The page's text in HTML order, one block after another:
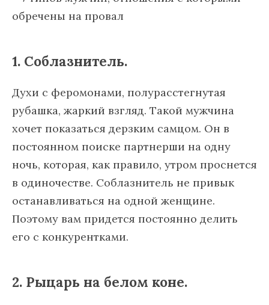
1. Соблазнитель.
Духи с феромонами, полурасстегнутая
рубашка, жаркий взгляд. Такой мужчина
хочет показаться дерзким самцом. Он в
постоянном поиске партнерши на одну
ночь, которая, как правило, утром проснется
в одиночестве. Соблазнитель не привык
останавливаться на одной женщине.
Поэтому вам придется постоянно делить
его с конкурентками.
2. Рыцарь на белом коне.